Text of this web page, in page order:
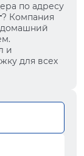
по адресу
? Компания
домашний
и
для всех